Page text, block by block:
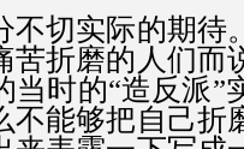
不切实际的期待
苦折磨的人们而
当时的“造反派”
不能够把自己折